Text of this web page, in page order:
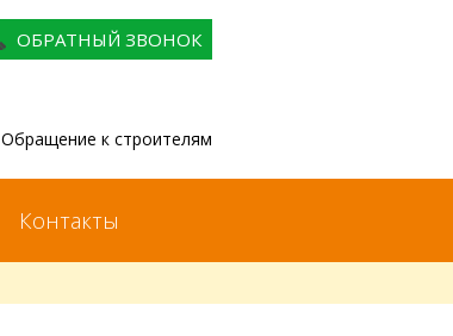
ОБРАТНЫЙ ЗВОНОК
Обращение к строителям
Контакты